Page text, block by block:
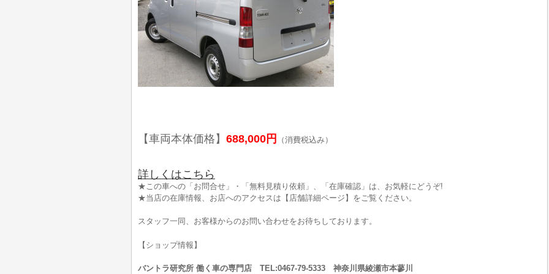
【車両本体価格】 688,000円 （消費税込み）
詳しくはこちら
★この車への「お問合せ」・「無料見積り依頼」、「在庫確認」は、お気軽にどうぞ!
★当店の在庫情報、お店へのアクセスは【店舗詳細ページ】をご覧ください。
スタッフ一同、お客様からのお問い合わせをお待ちしております。
【ショップ情報】
バントラ研究所 働く車の専門店 TEL:0467-79-5333 神奈川県綾瀬市本蓼川